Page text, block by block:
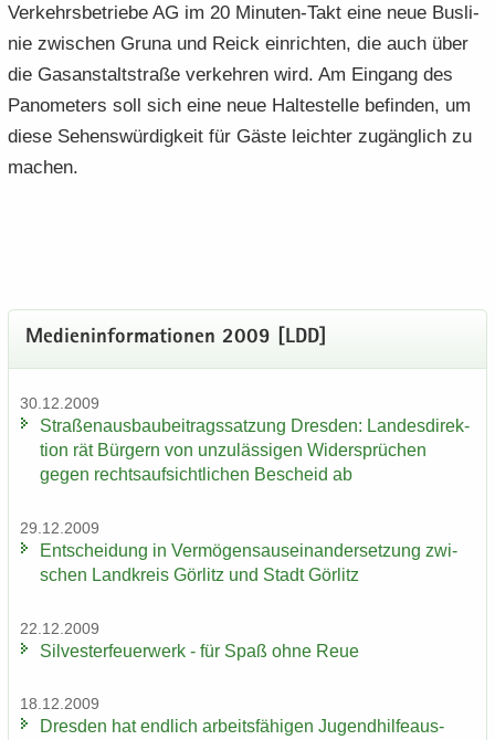
Ver­kehrs­be­trie­be AG im 20 Minuten-​Takt eine neue Bus­li­
nie zwi­schen Gruna und Reick ein­rich­ten, die auch über
die Gas­an­stalt­stra­ße ver­keh­ren wird. Am Ein­gang des
Pano­me­ters soll sich eine neue Hal­te­stel­le be­fin­den, um
diese Se­hens­wür­dig­keit für Gäste leich­ter zu­gäng­lich zu
ma­chen.
Me­di­en­in­for­ma­tio­nen 2009 [LDD]
30.12.2009
Stra­ßen­aus­bau­bei­trags­sat­zung Dres­den: Lan­des­di­rek­
ti­on rät Bür­gern von un­zu­läs­si­gen Wi­der­sprü­chen
gegen rechts­auf­sicht­li­chen Be­scheid ab
29.12.2009
Ent­schei­dung in Ver­mö­gens­aus­ein­an­der­set­zung zwi­
schen Land­kreis Gör­litz und Stadt Gör­litz
22.12.2009
Sil­ves­ter­feu­er­werk - für Spaß ohne Reue
18.12.2009
Dres­den hat end­lich ar­beits­fä­hi­gen Ju­gend­hil­fe­aus­